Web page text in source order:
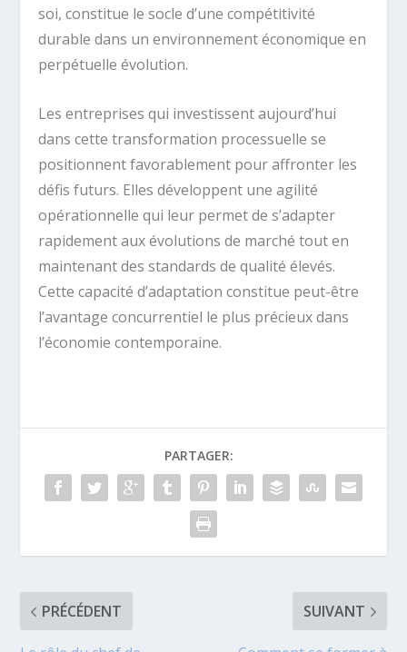
soi, constitue le socle d’une compétitivité
durable dans un environnement économique en
perpétuelle évolution.
Les entreprises qui investissent aujourd’hui
dans cette transformation processuelle se
positionnent favorablement pour affronter les
défis futurs. Elles développent une agilité
opérationnelle qui leur permet de s’adapter
rapidement aux évolutions de marché tout en
maintenant des standards de qualité élevés.
Cette capacité d’adaptation constitue peut-être
l’avantage concurrentiel le plus précieux dans
l’économie contemporaine.
PARTAGER:
PRÉCÉDENT SUIVANT